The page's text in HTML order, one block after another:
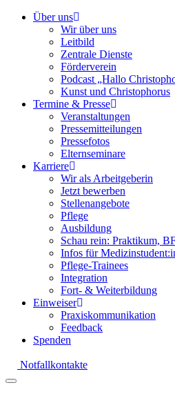
Über uns
Wir über uns
Leitbild
Zentrale Dienste
Förderverein
Podcast „Hallo
Kunst und Christophorus
Termine & Presse
Veranstaltungen
Pressemitteilungen
Pressefotos
Elternseminare
Karriere
Wir als Arbeitgeberin
Jetzt bewerben
Stellenangebote
Pflege
Ausbildung
Schau rein: Praktikum,
Infos für
Pflege-Trainees
Integration
Fort- & Weiterbildung
Einweiser
Praxiskommunikation
Feedback
Spenden
Notfallkontakte